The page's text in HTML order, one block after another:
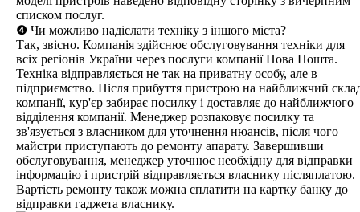
списком послуг.
❹ Чи можливо надіслати техніку з іншого міста?
Так, звісно. Компанія здійснює обслуговування техніки для
всіх регіонів України через послуги компанії Нова Пошта.
Техніка відправляється не так на приватну особу, але в
підприємство. Після прибуття пристрою на найближчий
компанії, кур'єр забирає посилку і доставляє до найближчого
відділення компанії. Менеджер розпаковує посилку та
зв'язується з власником для уточнення нюансів, після чого
майстри приступають до ремонту апарату. Завершивши
обслуговування, менеджер уточнює необхідну для відправки
інформацію і пристрій відправляється власнику післяплатою.
Вартість ремонту також можна сплатити на картку банку до
відправки гаджета власнику.